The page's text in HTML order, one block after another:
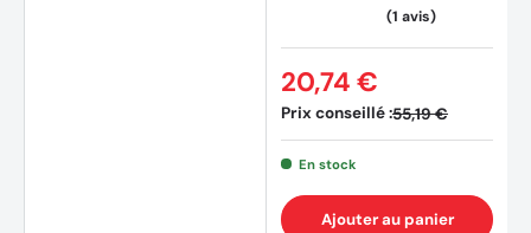
Prix conseillé :55,19 €
20,74 €
En stock
Ajouter au panier